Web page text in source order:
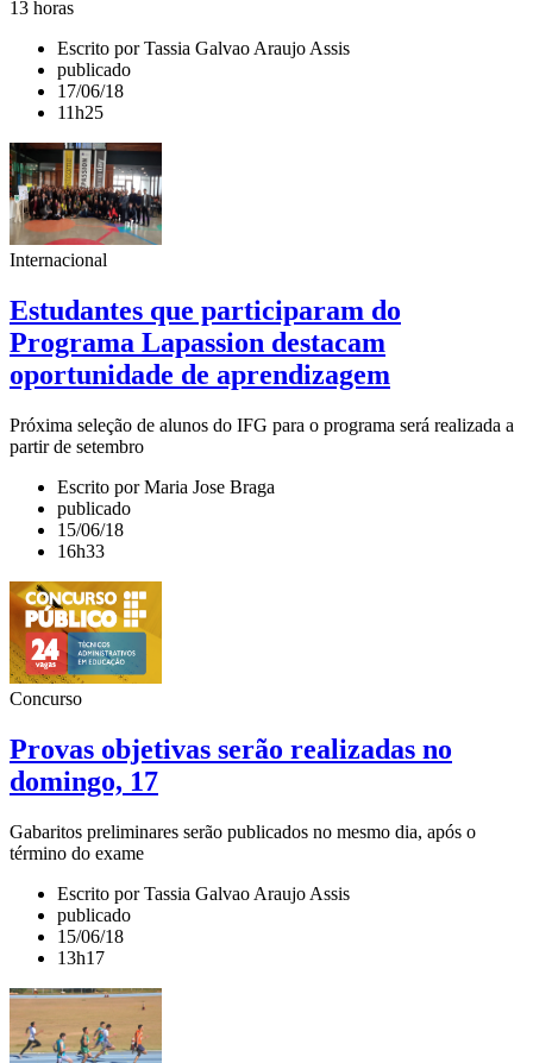
13 horas
Escrito por Tassia Galvao Araujo Assis
publicado
17/06/18
11h25
Internacional
Estudantes que participaram do
Programa Lapassion destacam
oportunidade de aprendizagem
Próxima seleção de alunos do IFG para o programa será realizada a
partir de setembro
Escrito por Maria Jose Braga
publicado
15/06/18
16h33
Concurso
Provas objetivas serão realizadas no
domingo, 17
Gabaritos preliminares serão publicados no mesmo dia, após o
término do exame
Escrito por Tassia Galvao Araujo Assis
publicado
15/06/18
13h17